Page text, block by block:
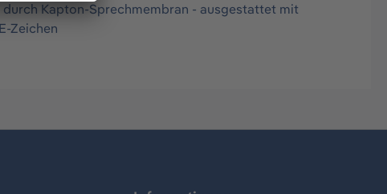
Kapton-Sprechmembran - ausgestattet mit
Zeichen